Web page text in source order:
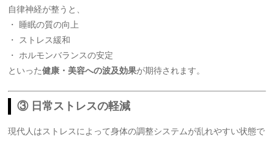
自律神経が整うと、
・ 睡眠の質の向上
・ ストレス緩和
・ ホルモンバランスの安定
といった健康・美容への波及効果が期待されます。
③ 日常ストレスの軽減
現代人はストレスによって身体の調整システムが乱れやすい状態で